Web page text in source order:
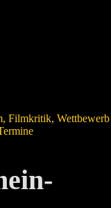
Filmkritik, Wettbewerb